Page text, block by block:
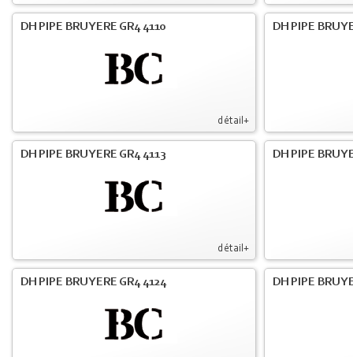
détail+
DH PIPE BRUYERE GR4 4110 DH PIPE
détail+
DH PIPE BRUYERE GR4 4113 DH PIPE
DH PIPE BRUYERE GR4 4124 DH PIPE